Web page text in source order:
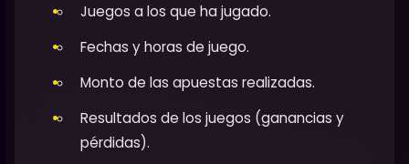
Juegos a los que ha jugado.
Fechas y horas de juego.
Monto de las apuestas realizadas.
Resultados de los juegos (ganancias y
pérdidas).